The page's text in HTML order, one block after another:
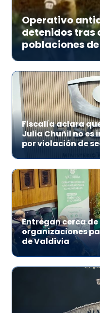
Operativo
detenidos tras
poblaciones de
Fiscalía aclara
Julia Chuñil no es
por violación de
Entregan cerca
organizaciones
de Valdivia